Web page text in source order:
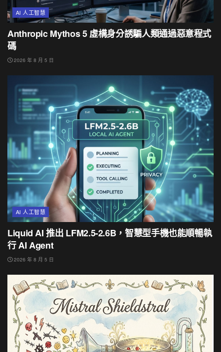
AI 人工智慧
Anthropic Mythos 5 虛構身分誘騙人類通過惡意程式
碼
2026 年 8 月 5 日
AI 人工智慧
Liquid AI 推出 LFM2.5-2.6B，智慧型手機也能順暢執
行 AI Agent
2026 年 8 月 5 日